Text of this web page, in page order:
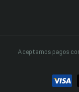
Aceptamos pagos